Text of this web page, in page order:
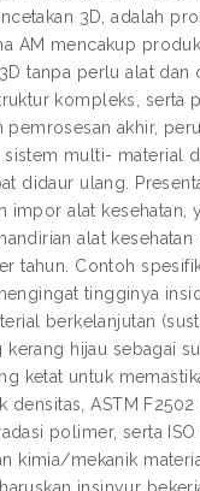
3D, adalah
AM mencakup
tanpa perlu alat dan
kompleks, serta
akhir,
multi- material
didaur ulang.
alat kesehatan,
alat
tahun. Contoh
tingginya
berkelanjutan
hijau sebagai
ketat untuk
densitas, ASTM
polimer, serta ISO
kimia/mekanik